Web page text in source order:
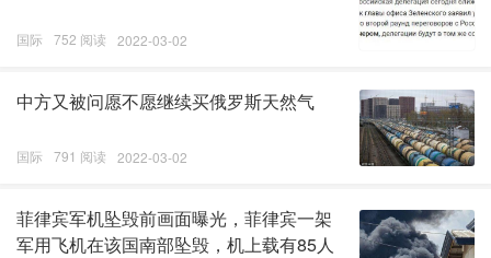
国际 752 阅读 2022-03-02
中方又被问愿不愿继续买俄罗斯天然气
国际 791 阅读 2022-03-02
菲律宾军机坠毁前画面曝光，菲律宾一架
军用飞机在该国南部坠毁，机上载有85人